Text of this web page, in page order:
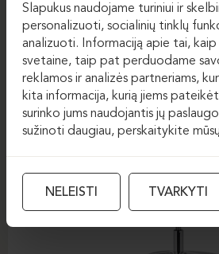
Slapukus naudojame turiniui ir
personalizuoti, socialinių tinklų
analizuoti. Informaciją apie tai, kaip
svetaine, taip pat perduodame
reklamos ir analizės partneriams,
kita informacija, kurią jiems
surinko jums naudojantis jų
sužinoti daugiau, perskaitykite mūsų
NELEISTI TVARKYTI